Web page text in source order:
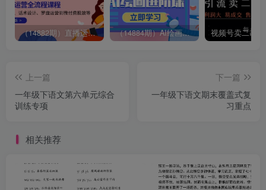
（14882期）直播运营全流程课程-5月更新：从起号、话术设计、罗盘运营到微付费投放等 （14884期）AI绘画进阶课，涵盖电商摄影等多领域，PS操作与AI工具使用全面教学
上一篇
一年级下语文第六单元综合
训练专项
下一篇
一年级下语文期末覆盖式复
习重点
相关推荐